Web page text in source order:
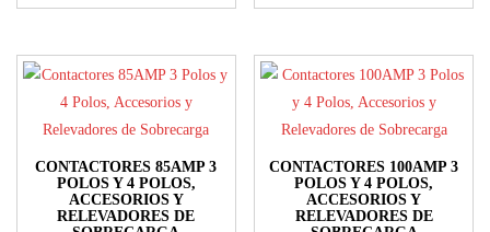
la
página
de
la
página
de
tiene
múltiples
variantes.
opciones
se
tiene
múltiples
variantes.
opciones
se
CONTACTORES 85AMP 3
POLOS Y 4 POLOS,
ACCESORIOS Y
RELEVADORES DE
CONTACTORES 100AMP 3
POLOS Y 4 POLOS,
ACCESORIOS Y
RELEVADORES DE